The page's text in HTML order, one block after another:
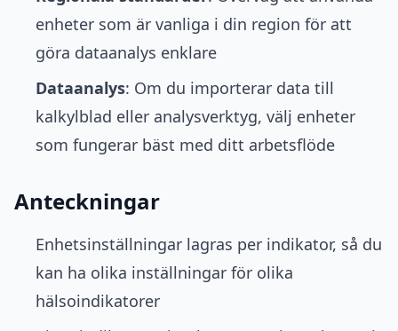
enheter som är vanliga i din region för att
göra dataanalys enklare
Dataanalys: Om du importerar data till
kalkylblad eller analysverktyg, välj enheter
som fungerar bäst med ditt arbetsflöde
Anteckningar
Enhetsinställningar lagras per indikator, så du
kan ha olika inställningar för olika
hälsoindikatorer